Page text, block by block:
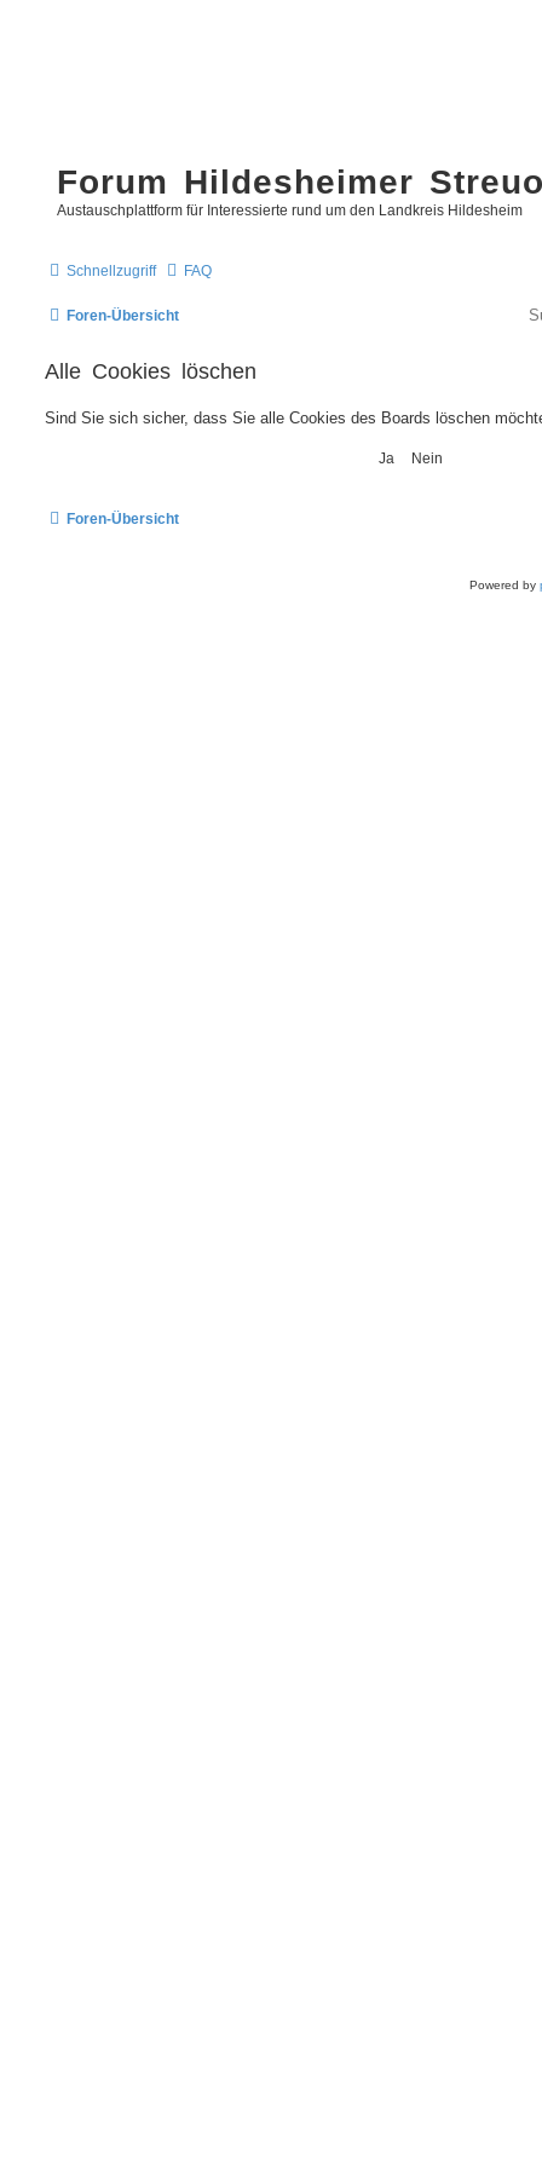
Forum Hildesheimer
Austauschplattform für Interessierte rund um den Landkreis Hildesheim
Schnellzugriff FAQ
Foren-Übersicht
Alle Cookies löschen
Sind Sie sich sicher, dass Sie alle Cookies des Boards löschen
Foren-Übersicht
Powered by